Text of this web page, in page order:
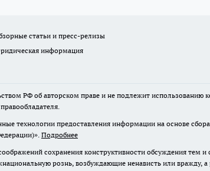
статьи и пресс-релизы
информация
РФ об авторском праве и не подлежит
предоставления информации на основе
Подробнее
сохранения конструктивности обсуждения тем
рознь, возбуждающие ненависть или вражду,